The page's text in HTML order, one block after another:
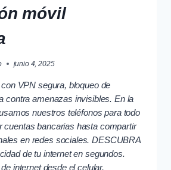
móvil
junio 4, 2025
VPN segura, bloqueo de
contra amenazas invisibles. En la
nuestros teléfonos para todo
bancarias hasta compartir
en redes sociales. DESCUBRA
de tu internet en segundos.
internet desde el celular.